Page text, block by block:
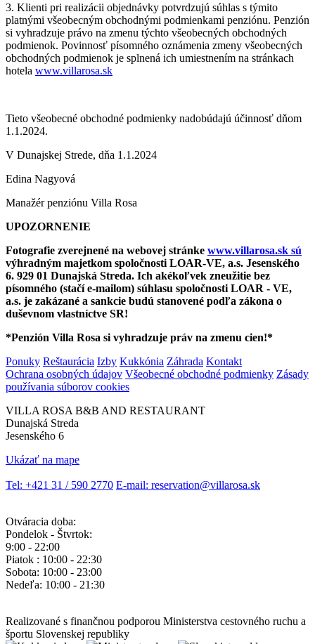
3. Klienti pri realizácii objednávky potvrdzujú súhlas s týmito
platnými všeobecným obchodnými podmienkami penziónu. Penzión
si vyhradzuje právo na zmenu týchto všeobecných obchodných
podmienok. Povinnosť písomného oznámenia zmeny všeobecných
obchodných podmienok je splnená ich umiestnením na stránkach
hotela www.villarosa.sk
Tieto všeobecné obchodné podmienky nadobúdajú účinnosť dňom
1.1.2024.
V Dunajskej Strede, dňa 1.1.2024
Edina Nagyová
Manažér penziónu Villa Rosa
UPOZORNENIE
Fotografie zverejnené na webovej stránke www.villarosa.sk sú
výhradným majetkom spoločnosti LOAR-VE, a.s. Jesenského
6. 929 01 Dunajská Streda. Ich akékoľvek zneužitie bez
písomného (stačí e-mailom) súhlasu spoločnosti LOAR - VE,
a.s. je zakázané a sankcie budú stanovené podľa zákona o
duševnom vlastníctve SR!
*Penzión Villa Rosa si vyhradzuje práv na zmenu cien!*
Ponuky Reštaurácia Izby Kukkónia Záhrada Kontakt
Ochrana osobných údajov Všeobecné obchodné podmienky Zásady
používania súborov cookies
VILLA ROSA B&B AND RESTAURANT
Dunajská Streda
Jesenského 6
Ukázať na mape
Tel: +421 31 / 590 2770 E-mail: reservation@villarosa.sk
Otváracia doba:
Pondelok - Štvrtok:
9:00 - 22:00
Piatok : 10:00 - 22:30
Sobota: 10:00 - 23:00
Nedeľa: 10:00 - 21:30
Realizované s finančnou podporou Ministerstva cestovného ruchu a
športu Slovenskej republiky